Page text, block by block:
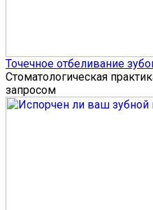
Точечное отбеливание
Стоматологическая
запросом